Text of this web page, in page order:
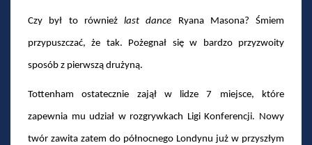
Czy był to również last dance Ryana Masona? Śmiem
przypuszczać, że tak. Pożegnał się w bardzo przyzwoity
sposób z pierwszą drużyną.
Tottenham ostatecznie zajął w lidze 7 miejsce, które
zapewnia mu udział w rozgrywkach Ligi Konferencji. Nowy
twór zawita zatem do północnego Londynu już w przyszłym